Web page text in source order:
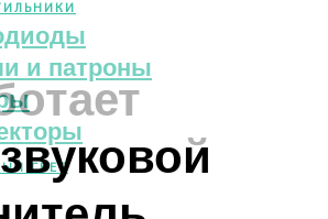
и патроны
СВЕТ